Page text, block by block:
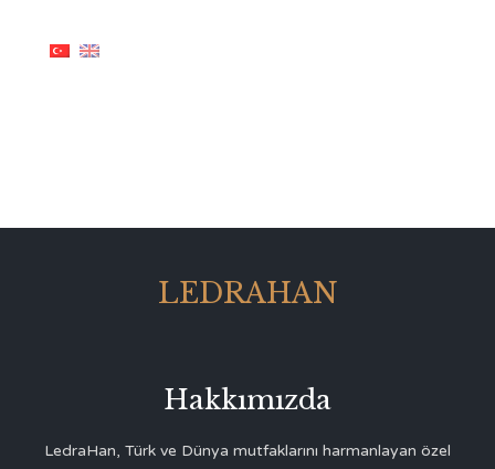
LEDRAHAN
Hakkımızda
LedraHan, Türk ve Dünya mutfaklarını harmanlayan özel